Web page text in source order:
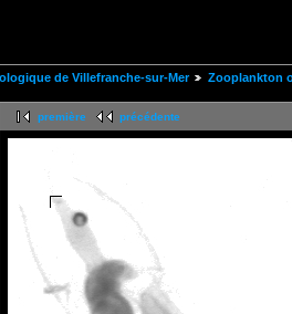
de Villefranche-sur-Mer
Zooplankton
première précédente